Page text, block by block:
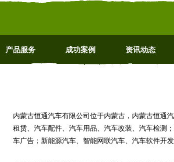
产品服务 成功案例 资讯动态
内蒙古恒通汽车有限公司位于内蒙古，内蒙古恒通
租赁、汽车配件、汽车用品、汽车改装、汽车检测
车广告；新能源汽车、智能网联汽车、汽车软件开